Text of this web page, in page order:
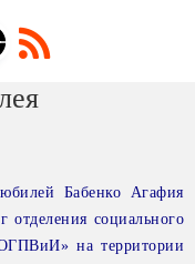
Бабенко Агафия
отделения социального
на территории